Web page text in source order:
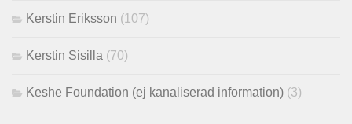
Kerstin Eriksson (107)
Kerstin Sisilla (70)
Keshe Foundation (ej kanaliserad information) (3)